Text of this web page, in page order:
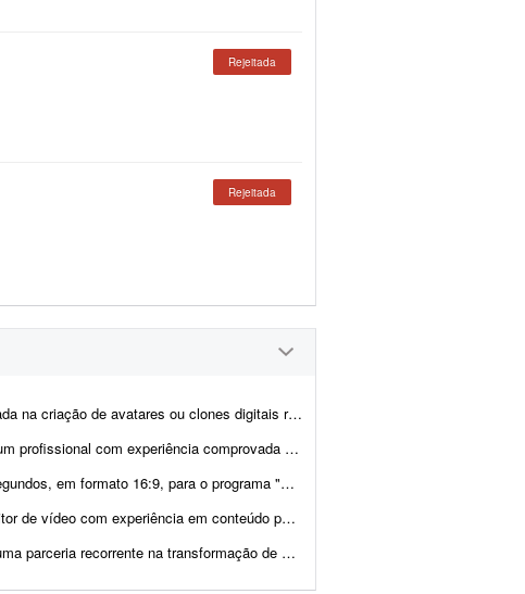
Rejeitada
Rejeitada
realistas utilizando inteligência artificial. O projeto consiste em criar um clo...
comprovada em Google Veo 3 para desenvolver um v&i...
programa esportivo de futebol com perfil irreverente e bem-humorado. A estética deve...
em conteúdo para redes sociais para trabalhar na ediç&...
minhas aulas e treinamentos técnicos em conteúdos curtos para redes...